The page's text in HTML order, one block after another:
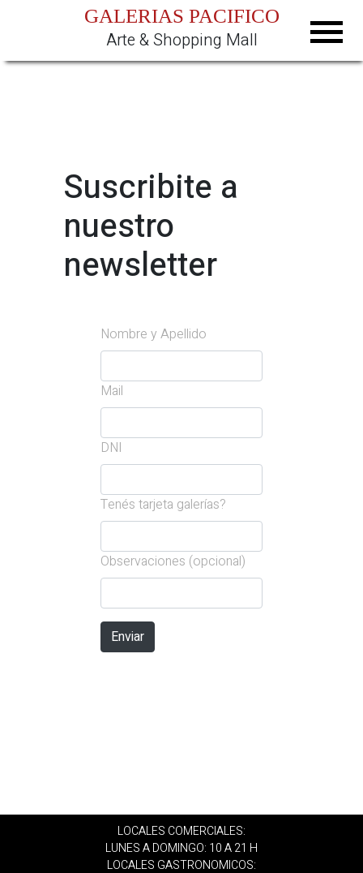
GALERIAS PACIFICO
Arte & Shopping Mall
Suscribite a
nuestro
newsletter
Nombre y Apellido
Mail
DNI
Tenés tarjeta galerías?
Observaciones (opcional)
Enviar
LOCALES COMERCIALES:
LUNES A DOMINGO: 10 A 21 H
LOCALES GASTRONOMICOS: